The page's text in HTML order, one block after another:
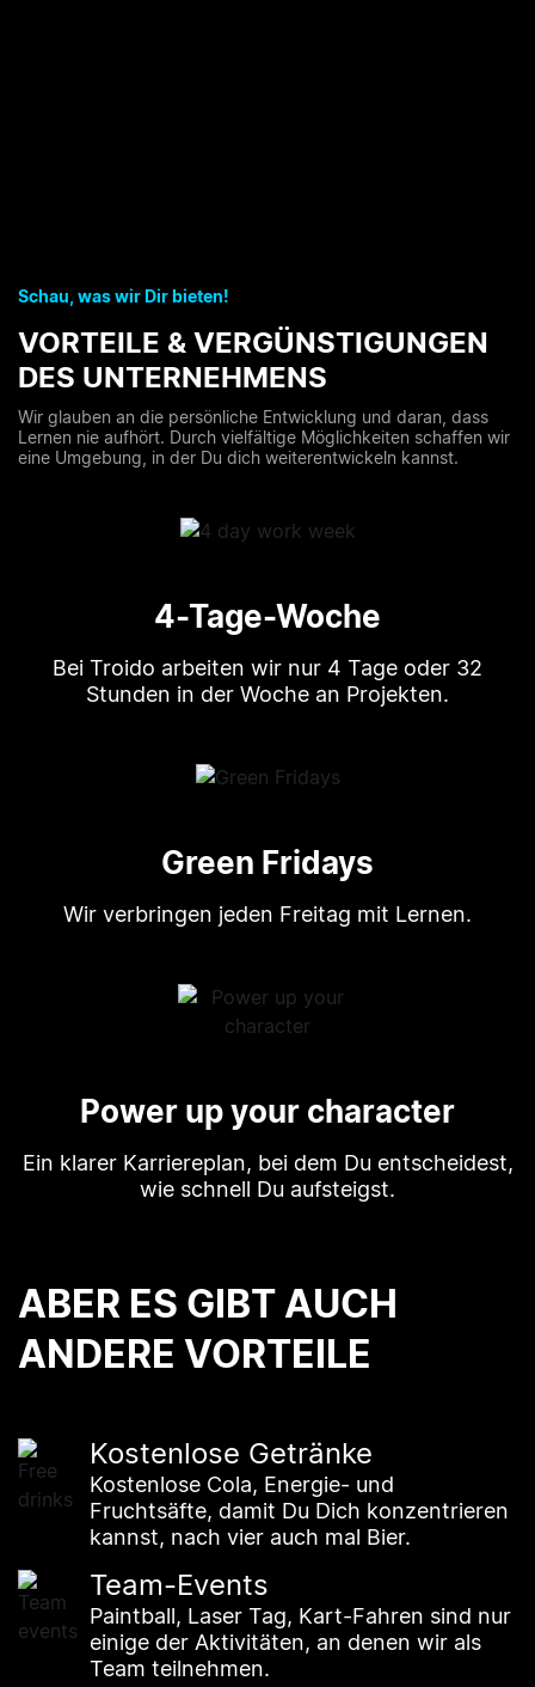
Schau, was wir Dir bieten!
VORTEILE & VERGÜNSTIGUNGEN
DES UNTERNEHMENS
Wir glauben an die persönliche Entwicklung und daran, dass
Lernen nie aufhört. Durch vielfältige Möglichkeiten schaffen wir
eine Umgebung, in der Du dich weiterentwickeln kannst.
4-Tage-Woche
Bei Troido arbeiten wir nur 4 Tage oder 32
Stunden in der Woche an Projekten.
Green Fridays
Wir verbringen jeden Freitag mit Lernen.
Power up your character
Ein klarer Karriereplan, bei dem Du entscheidest,
wie schnell Du aufsteigst.
ABER ES GIBT AUCH
ANDERE VORTEILE
Kostenlose Getränke
Kostenlose Cola, Energie- und
Fruchtsäfte, damit Du Dich konzentrieren
kannst, nach vier auch mal Bier.
Team-Events
Paintball, Laser Tag, Kart-Fahren sind nur
einige der Aktivitäten, an denen wir als
Team teilnehmen.